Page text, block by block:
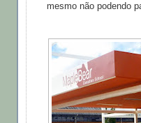
mesmo não podendo